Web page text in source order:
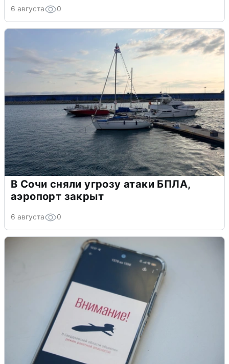
6 августа 0
В Сочи сняли угрозу атаки БПЛА,
аэропорт закрыт
6 августа 0